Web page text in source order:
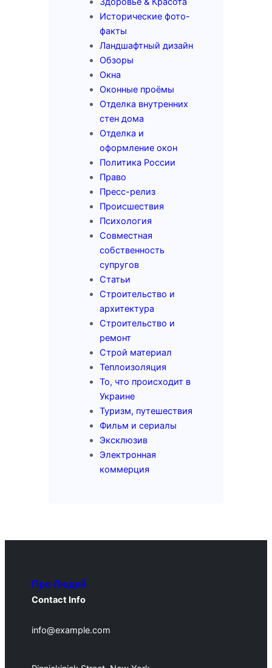
Исторические фото-
факты
Ландшафтный дизайн
Обзоры
Окна
Оконные проёмы
Отделка внутренних
стен дома
Отделка и
оформление окон
Политика России
Право
Пресс-релиз
Происшествия
Психология
Совместная
собственность
супругов
Статьи
Строительство и
архитектура
Строительство и
ремонт
Строй материал
Теплоизоляция
То, что происходит в
Украине
Туризм, путешествия
Фильм и сериалы
Эксклюзив
Электронная
коммерция
Про Людей
Contact Info
info@example.com